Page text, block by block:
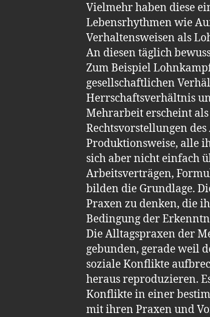
Vielmehr haben diese
Lebensrhythmen wie
Verhaltensweisen als
An diesen täglich
Zum Beispiel
gesellschaftlichen
Herrschaftsverhältnis
Mehrarbeit erscheint
Rechtsvorstellungen
Produktionsweise, alle
sich aber nicht einfach
Arbeitsverträgen,
bilden die Grundlage.
Praxen zu denken, die
Bedingung der
Die Alltagspraxen der
gebunden, gerade weil
soziale Konflikte
heraus reproduzieren.
Konflikte in einer
mit ihren Praxen und